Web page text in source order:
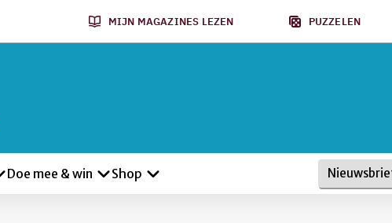
MIJN MAGAZINES LEZEN PUZZELEN
Doe mee & win Shop